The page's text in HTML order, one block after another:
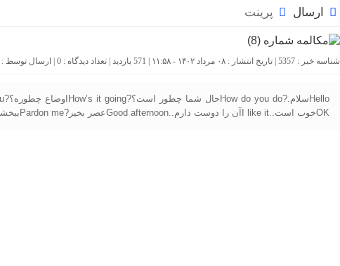
ارسال پرینت
شناسه خبر : 5357 | تاریخ انتشار : ۰۸ مرداد ۱۴۰۲ - ۱۱:۵۸ | 571 بازدید | تعداد دیدگاه : 0 | ارسال توسط :
OKخوب است..I like itآن را دوست دارم..Good afternoonعصر بخیر?Pardon meببخشید چی فرمودید؟?How much is itقیمتش چند است؟?Where do they goآنها کجا می روند؟.Let s do the showبگذار […]